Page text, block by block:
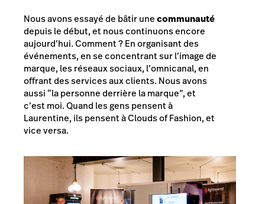
Nous avons essayé de bâtir unecommunauté
depuis le début, et nous continuons encore
aujourd’hui. Comment ? En organisant des
événements, en se concentrant sur l’image de
marque, les réseaux sociaux, l’omnicanal, en
offrant des services aux clients. Nous avons
aussi “la personne derrière la marque”, et
c’est moi. Quand les gens pensent à
Laurentine, ils pensent à Clouds of Fashion, et
vice versa.